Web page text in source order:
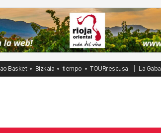
Basket Bizkaia tiempo TOURrescusa La